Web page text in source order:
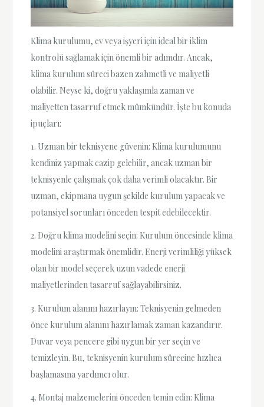
Klima kurulumu, ev veya işyeri için ideal bir iklim
kontrolü sağlamak için önemli bir adımdır. Ancak,
klima kurulum süreci bazen zahmetli ve maliyetli
olabilir. Neyse ki, doğru yaklaşımla zaman ve
maliyetten tasarruf etmek mümkündür. İşte bu konuda
ipuçları:
1. Uzman bir teknisyene güvenin: Klima kurulumunu
kendiniz yapmak cazip gelebilir, ancak uzman bir
teknisyenle çalışmak çok daha verimli olacaktır. Bir
uzman, ekipmana uygun şekilde kurulum yapacak ve
potansiyel sorunları önceden tespit edebilecektir.
2. Doğru klima modelini seçin: Kurulum öncesinde klima
modelini araştırmak önemlidir. Enerji verimliliği yüksek
olan bir model seçerek uzun vadede enerji
maliyetlerinden tasarruf sağlayabilirsiniz.
3. Kurulum alanını hazırlayın: Teknisyenin gelmeden
önce kurulum alanını hazırlamak zaman kazandırır.
Duvar veya pencere gibi uygun bir yer seçin ve
temizleyin. Bu, teknisyenin kurulum sürecine hızlıca
başlamasına yardımcı olur.
4. Montaj malzemelerini önceden temin edin: Klima